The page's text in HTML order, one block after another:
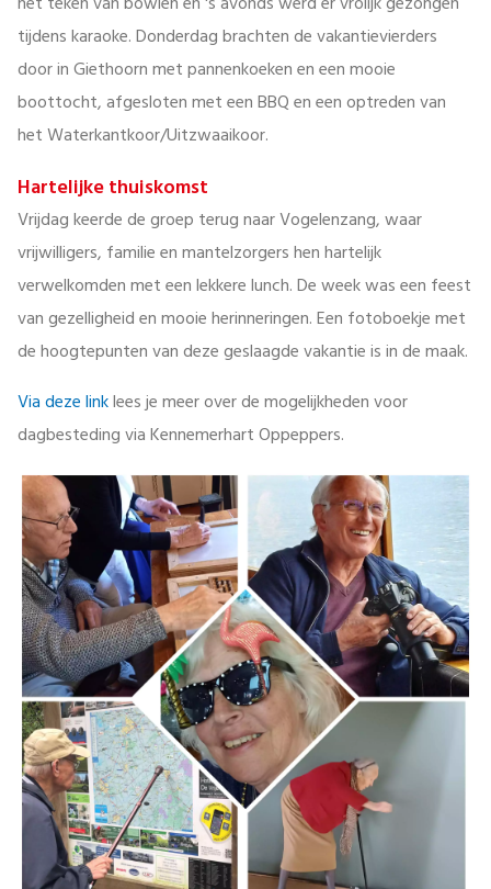
tijdens karaoke. Donderdag brachten de vakantievierders
door in Giethoorn met pannenkoeken en een mooie
boottocht, afgesloten met een BBQ en een optreden van
het Waterkantkoor/Uitzwaaikoor.
Hartelijke thuiskomst
Vrijdag keerde de groep terug naar Vogelenzang, waar
vrijwilligers, familie en mantelzorgers hen hartelijk
verwelkomden met een lekkere lunch. De week was een feest
van gezelligheid en mooie herinneringen. Een fotoboekje met
de hoogtepunten van deze geslaagde vakantie is in de maak.
Via deze linklees je meer over de mogelijkheden voor
dagbesteding via Kennemerhart Oppeppers.